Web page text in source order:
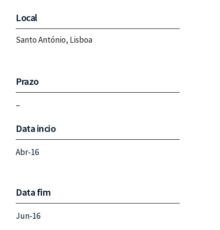
Local
Santo António, Lisboa
Prazo
–
Data incio
Abr-16
Data fim
Jun-16